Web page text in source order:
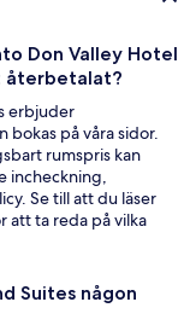
Don Valley Hotel
återbetalat?
erbjuder
bokas på våra sidor.
rumspris kan
incheckning,
Se till att du läser
att ta reda på vilka
Suites någon